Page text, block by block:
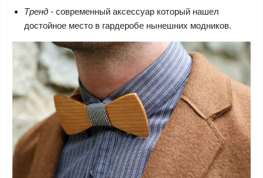
Тренд - современный аксессуар который нашел
достойное место в гардеробе нынешних модников.